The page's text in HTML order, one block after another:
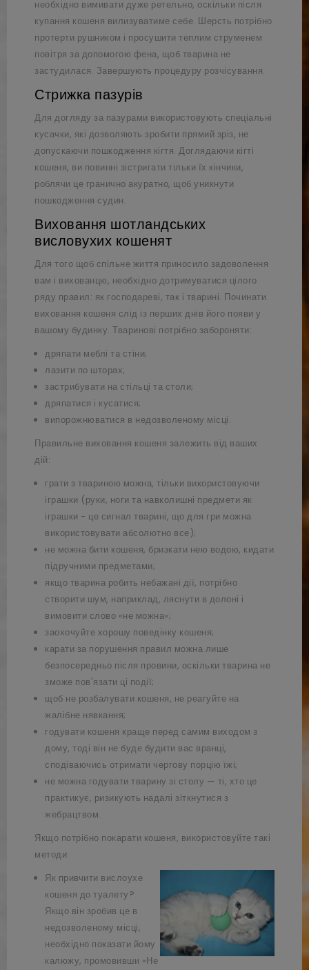
необхідно вимивати дуже ретельно, оскільки після
купання кошеня вилизуватиме себе. Шерсть потрібно
протерти рушником і просушити теплим струменем
повітря за допомогою фена, щоб тварина не
застудилася. Завершують процедуру розчісування.
Стрижка пазурів
Для догляду за пазурами використовують спеціальні
кусачки, які дозволяють зробити прямий зріз, не
допускаючи пошкодження кігтя. Доглядаючи кігті
кошеня, ви повинні зістригати тільки їх кінчики,
роблячи це гранично акуратно, щоб уникнути
пошкодження судин.
Виховання шотландських
висловухих кошенят
Для того щоб спільне життя приносило задоволення
вам і вихованцю, необхідно дотримуватися цілого
ряду правил: як господареві, так і тварині. Починати
виховання кошеня слід із перших днів його появи у
вашому будинку. Тваринові потрібно забороняти:
дряпати меблі та стіни;
лазити по шторах;
застрибувати на стільці та столи;
дряпатися і кусатися;
випорожнюватися в недозволеному місці.
Правильне виховання кошеня залежить від ваших
дій:
грати з твариною можна, тільки використовуючи
іграшки (руки, ноги та навколишні предмети як
іграшки - це сигнал тварині, що для гри можна
використовувати абсолютно все);
не можна бити кошеня, бризкати нею водою, кидати
підручними предметами;
якщо тварина робить небажані дії, потрібно
створити шум, наприклад, ляснути в долоні і
вимовити слово «не можна»;
заохочуйте хорошу поведінку кошеня;
карати за порушення правил можна лише
безпосередньо після провини, оскільки тварина не
зможе пов'язати ці події;
щоб не розбалувати кошеня, не реагуйте на
жалібне нявкання;
годувати кошеня краще перед самим виходом з
дому, тоді він не буде будити вас вранці,
сподіваючись отримати чергову порцію їжі;
не можна годувати тварину зі столу — ті, хто це
практикує, ризикують надалі зіткнутися з
жебрацтвом.
Якщо потрібно покарати кошеня, використовуйте такі
методи:
Як привчити вислоухе
кошеня до туалету?
Якщо він зробив це в
недозволеному місці,
необхідно показати йому
калюжу, промовивши «Не